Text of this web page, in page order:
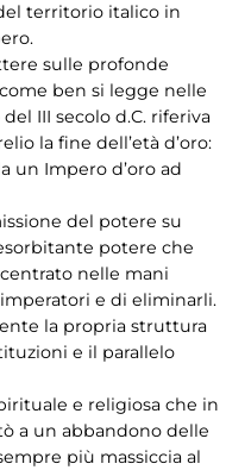
territorio italico in
sulle profonde
ben si legge nelle
III secolo d.C. riferiva
la fine dell’età d’oro:
un Impero d’oro ad
del potere su
potere che
nelle mani
e di eliminarli.
la propria struttura
e il parallelo
e religiosa che in
a un abbandono delle
più massiccia al